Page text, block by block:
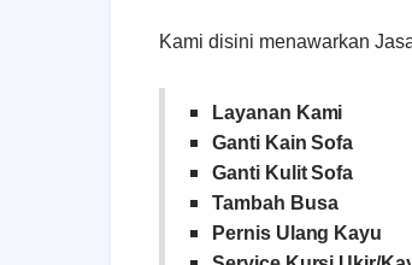
Kami disini menawarkan
Layanan Kami
Ganti Kain Sofa
Ganti Kulit Sofa
Tambah Busa
Pernis Ulang Kayu